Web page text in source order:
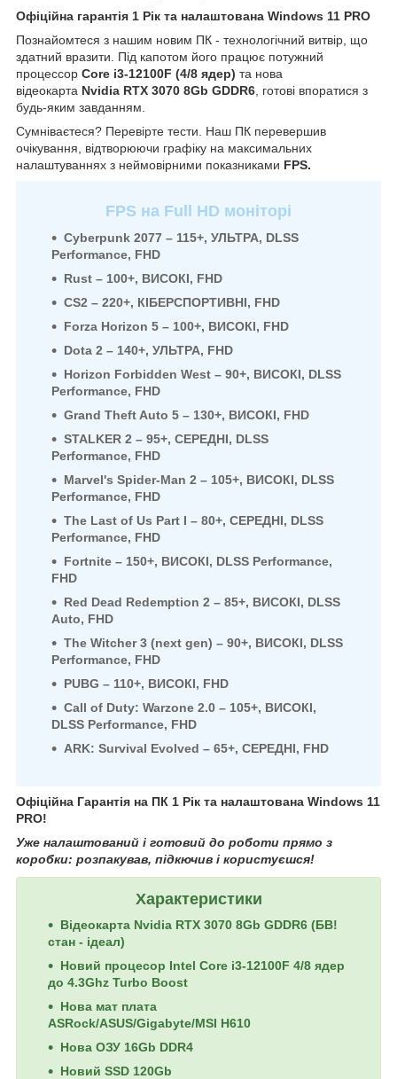
Офіційна гарантія 1 Рік та налаштована Windows 11 PRO
Познайомтеся з нашим новим ПК - технологічний витвір, що
здатний вразити. Під капотом його працює потужний
процессор Core i3-12100F (4/8 ядер) та нова
відеокарта Nvidia RTX 3070 8Gb GDDR6 , готові впоратися з
будь-яким завданням.
Сумніваєтеся? Перевірте тести. Наш ПК перевершив
очікування, відтворюючи графіку на максимальних
налаштуваннях з неймовірними показниками FPS.
FPS на Full HD моніторі
Cyberpunk 2077 – 115+, УЛЬТРА, DLSS
Performance, FHD
Rust – 100+, ВИСОКІ, FHD
CS2 – 220+, КІБЕРСПОРТИВНІ, FHD
Forza Horizon 5 – 100+, ВИСОКІ, FHD
Dota 2 – 140+, УЛЬТРА, FHD
Horizon Forbidden West – 90+, ВИСОКІ, DLSS
Performance, FHD
Grand Theft Auto 5 – 130+, ВИСОКІ, FHD
STALKER 2 – 95+, СЕРЕДНІ, DLSS
Performance, FHD
Marvel's Spider-Man 2 – 105+, ВИСОКІ, DLSS
Performance, FHD
The Last of Us Part I – 80+, СЕРЕДНІ, DLSS
Performance, FHD
Fortnite – 150+, ВИСОКІ, DLSS Performance,
FHD
Red Dead Redemption 2 – 85+, ВИСОКІ, DLSS
Auto, FHD
The Witcher 3 (next gen) – 90+, ВИСОКІ, DLSS
Performance, FHD
PUBG – 110+, ВИСОКІ, FHD
Call of Duty: Warzone 2.0 – 105+, ВИСОКІ,
DLSS Performance, FHD
ARK: Survival Evolved – 65+, СЕРЕДНІ, FHD
Офіційна Гарантія на ПК 1 Рік та налаштована Windows 11
PRO!
Уже налаштований і готовий до роботи прямо з
коробки: розпакував, підкючив і користуєшся!
Характеристики
Відеокарта Nvidia RTX 3070 8Gb GDDR6 (БВ!
стан - ідеал)
Новий процесор Intel Core i3-12100F 4/8 ядер
до 4.3Ghz Turbo Boost
Нова мат плата
ASRock/ASUS/Gigabyte/MSI H610
Нова ОЗУ 16Gb DDR4
Новий SSD 120Gb